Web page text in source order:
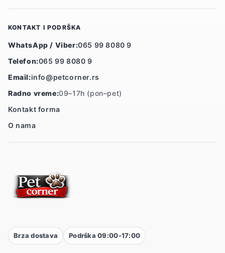
KONTAKT I PODRŠKA
WhatsApp / Viber:065 99 8080 9
Telefon:065 99 8080 9
Email:info@petcorner.rs
Radno vreme:09–17h (pon–pet)
Kontakt forma
O nama
Brza dostava Podrška 09:00-17:00